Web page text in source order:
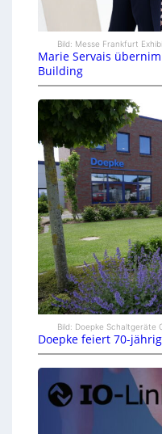
Bild: Messe Frankfurt
Marie Servais
Building
Bild: Doepke Schaltgeräte
Doepke feiert 70-